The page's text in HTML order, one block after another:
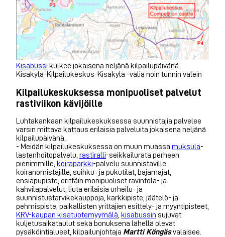
Kisabussi kulkee jokaisena neljänä kilpailupäivänä
Kisakylä-Kilpailukeskus-Kisakylä -väliä noin tunnin välein
Kilpailukeskuksessa monipuoliset palvelut
rastiviikon kävijöille
Luhtakankaan kilpailukeskuksessa suunnistajia palvelee
varsin mittava kattaus erilaisia palveluita jokaisena neljänä
kilpailupäivänä.
- Meidän kilpailukeskuksessa on muun muassa muksula-
lastenhoitopalvelu, rastiralli-seikkailurata perheen
pienimmille, koiraparkki-palvelu suunnistaville
koiranomistajille, suihku- ja pukutilat, bajamajat,
ensiapupiste, erittäin monipuoliset ravintola- ja
kahvilapalvelut, liuta erilaisia urheilu- ja
suunnistustarvikekauppoja, karkkipiste, jäätelö- ja
pehmispiste, paikallisten yrittäjien esittely- ja myyntipisteet,
KRV-kaupan kisatuotemyymälä, kisabussin sujuvat
kuljetusaikataulut sekä bonuksena lähellä olevat
pysäköintialueet, kilpailunjohtaja Martti Köngäsvalaisee.